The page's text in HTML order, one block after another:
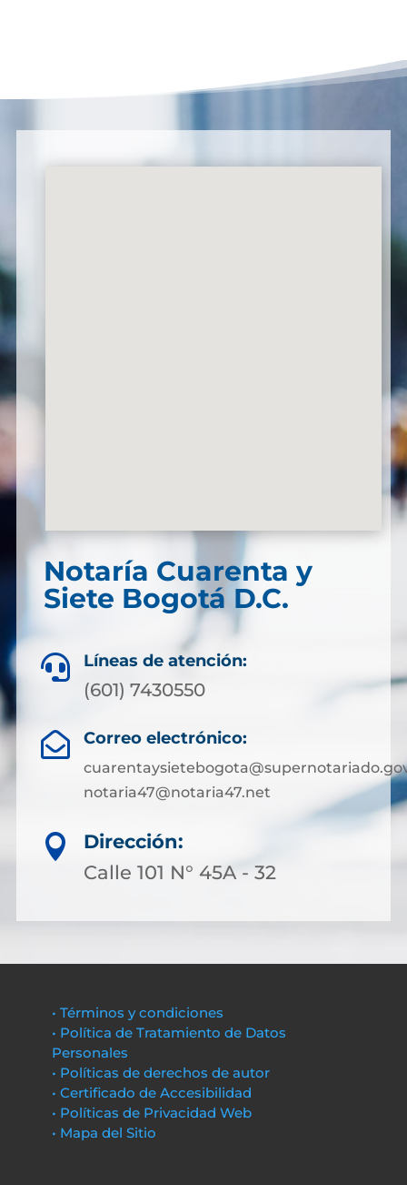
Notaría Cuarenta y
Siete Bogotá D.C.
 Líneas de atención:
(601) 7430550
 Correo electrónico:
notaria47@notaria47.net

Dirección:
Calle 101 N° 45A - 32
• Términos y condiciones
• Política de Tratamiento de Datos
Personales
• Políticas de derechos de autor
• Certificado de Accesibilidad
• Políticas de Privacidad Web
• Mapa del Sitio